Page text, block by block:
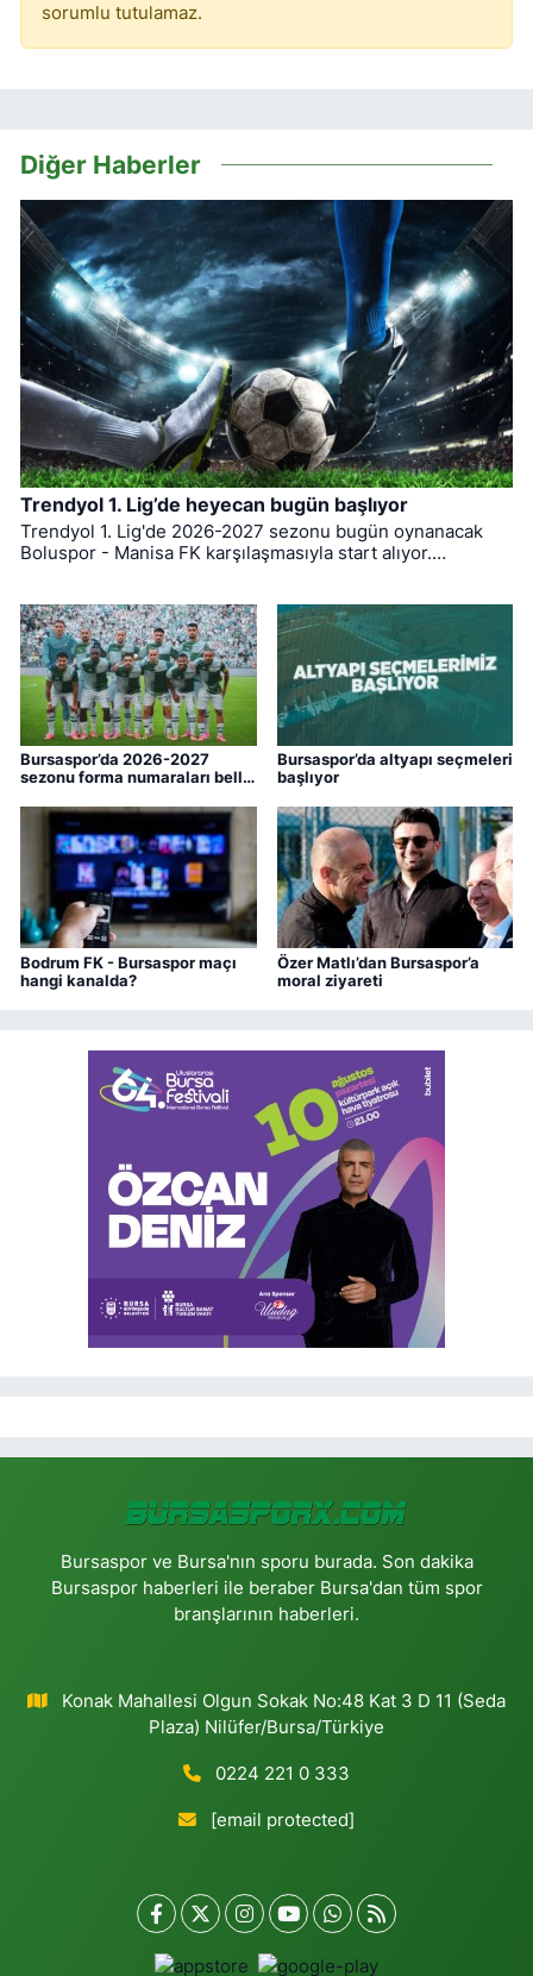
sorumlu tutulamaz.
Diğer Haberler
Trendyol 1. Lig’de heyecan bugün başlıyor
Trendyol 1. Lig'de 2026-2027 sezonu bugün oynanacak
Boluspor - Manisa FK karşılaşmasıyla start alıyor.
Bursaspor’da 2026-2027
sezonu forma numaraları belli
Bursaspor’da altyapı seçmeleri
başlıyor
Bodrum FK - Bursaspor maçı
hangi kanalda?
Özer Matlı’dan Bursaspor’a
moral ziyareti
Bursaspor ve Bursa'nın sporu burada. Son dakika
Bursaspor haberleri ile beraber Bursa'dan tüm spor
branşlarının haberleri.
Konak Mahallesi Olgun Sokak No:48 Kat 3 D 11 (Seda
Plaza) Nilüfer/Bursa/Türkiye
0224 221 0 333
[email protected]